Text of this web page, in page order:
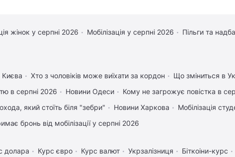
жінок у серпні 2026 Мобілізація у серпні 2026
Пільги та
Києва Хто з чоловіків може виїхати за кордон
Що зміниться в
в серпні 2026
Новини Одеси Кому не загрожує повістка в
який стоїть біля "зебри"
Новини Харкова Мобілізація
бронь від мобілізації у серпні 2026
долара Курс євро Курс валют Укрзалізниця Біткоіни-курс